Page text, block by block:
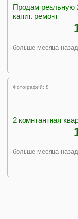
Продам реальную
капит. ремонт
больше месяца назад
Фотографий: 8
2 комнтантная
больше месяца назад